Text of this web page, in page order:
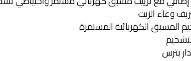
وعاء الزيت
المسبق الكهربائية المستمرة
بترس